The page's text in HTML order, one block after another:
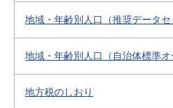
地域・年齢別人口（推奨データセ
地域・年齢別人口（自治体標準オ
地方税のしおり